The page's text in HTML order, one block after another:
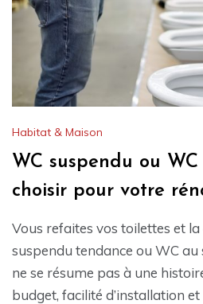
Habitat & Maison
WC suspendu ou
choisir pour votre
Vous refaites vos toilettes et
suspendu tendance ou WC au
ne se résume pas à une
budget, facilité d’installation